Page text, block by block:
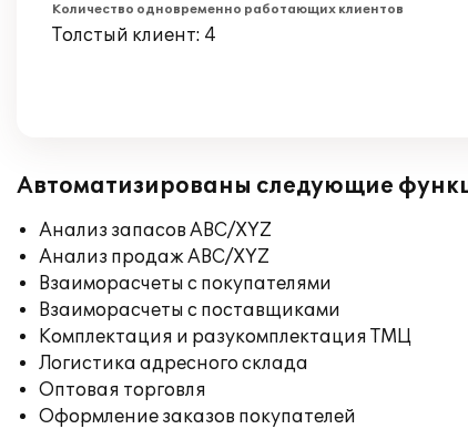
Количество одновременно работающих клиентов
Толстый клиент: 4
Автоматизированы следующие
Анализ запасов ABC/XYZ
Анализ продаж ABC/XYZ
Взаиморасчеты с покупателями
Взаиморасчеты с поставщиками
Комплектация и разукомплектация ТМЦ
Логистика адресного склада
Оптовая торговля
Оформление заказов покупателей